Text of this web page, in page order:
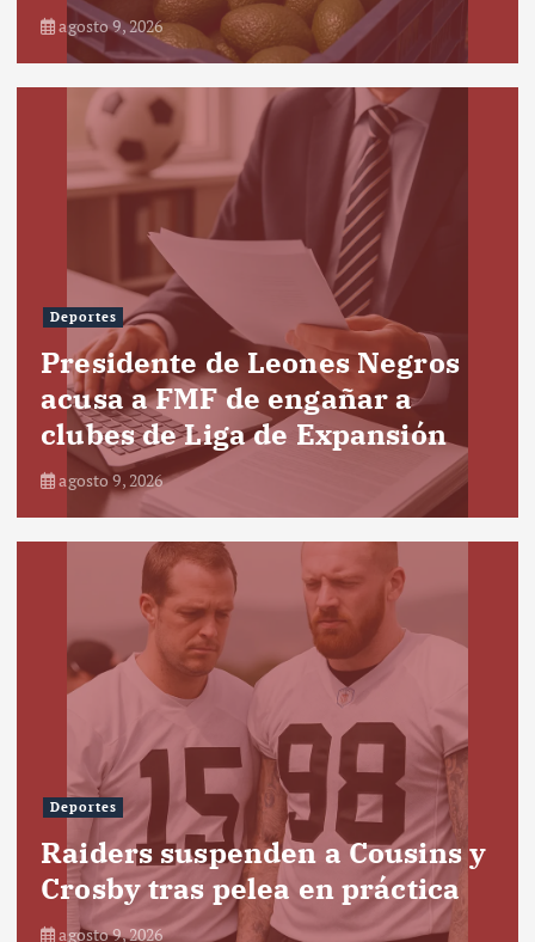
agosto 9, 2026
Deportes
Presidente de Leones Negros
acusa a FMF de engañar a
clubes de Liga de Expansión
agosto 9, 2026
Deportes
Raiders suspenden a Cousins y
Crosby tras pelea en práctica
agosto 9, 2026